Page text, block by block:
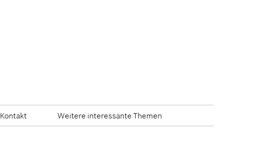
Kontakt Weitere interessante Themen